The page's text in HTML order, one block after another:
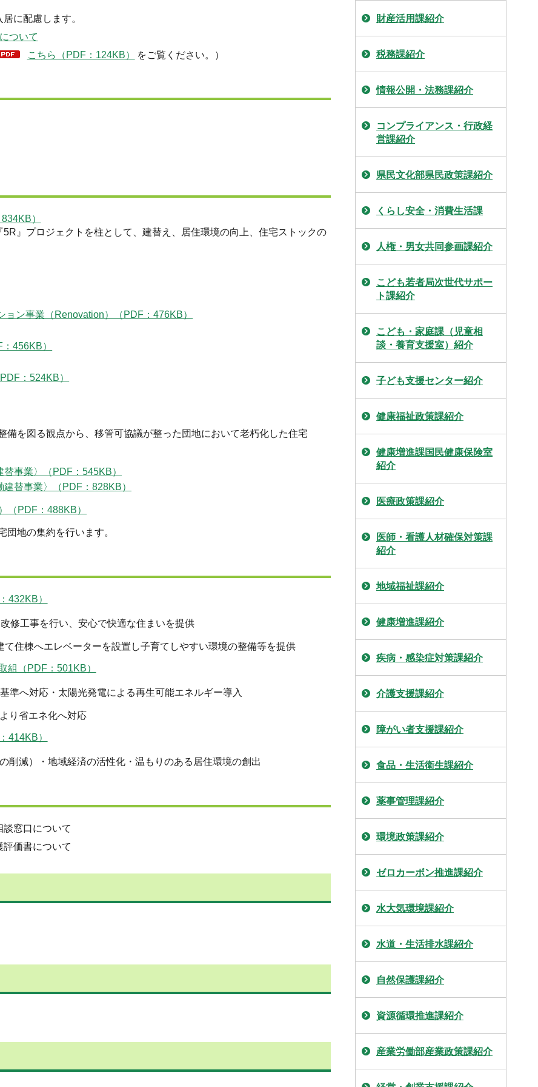
に配慮します。
ついて
こちら（PDF：124KB） をご覧ください。）
）
』プロジェクトを柱として、建替え、居住環境の向上、住宅ストックの
ョン事業（Renovation）（PDF：476KB）
456KB）
：524KB）
を図る観点から、移管可協議が整った団地において老朽化した住宅
事業〉（PDF：545KB）
替事業〉（PDF：828KB）
（PDF：488KB）
地の集約を行います。
432KB）
修工事を行い、安心で快適な住まいを提供
住棟へエレベーターを設置し子育てしやすい環境の整備等を提供
組（PDF：501KB）
準へ対応・太陽光発電による再生可能エネルギー導入
り省エネ化へ対応
414KB）
削減）・地域経済の活性化・温もりのある居住環境の創出
窓口について
価書について
財産活用課紹介
税務課紹介
情報公開・法務課紹介
コンプライアンス・行政経
営課紹介
県民文化部県民政策課紹介
くらし安全・消費生活課
人権・男女共同参画課紹介
こども若者局次世代サポー
ト課紹介
こども・家庭課（児童相
談・養育支援室）紹介
子ども支援センター紹介
健康福祉政策課紹介
健康増進課国民健康保険室
紹介
医療政策課紹介
医師・看護人材確保対策課
紹介
地域福祉課紹介
健康増進課紹介
疾病・感染症対策課紹介
介護支援課紹介
障がい者支援課紹介
食品・生活衛生課紹介
薬事管理課紹介
環境政策課紹介
ゼロカーボン推進課紹介
水大気環境課紹介
水道・生活排水課紹介
自然保護課紹介
資源循環推進課紹介
産業労働部産業政策課紹介